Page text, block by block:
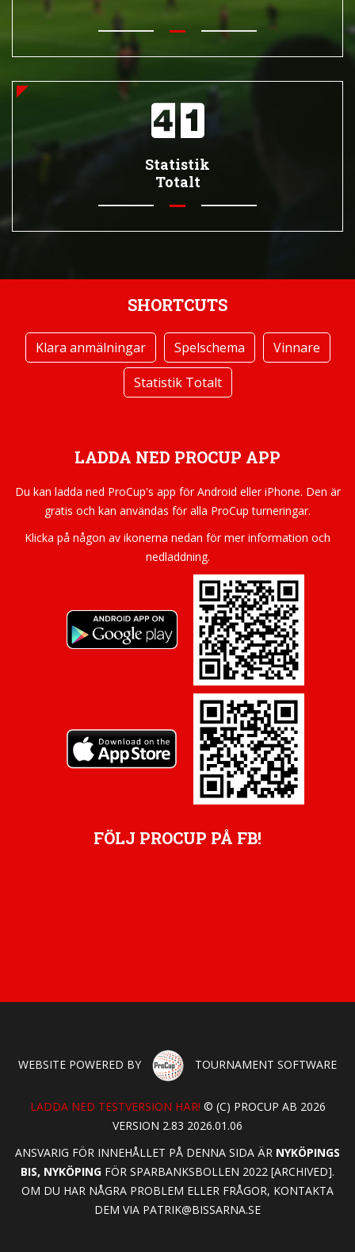
Statistik
Totalt
SHORTCUTS
Klara anmälningar Spelschema
Vinnare
Statistik Totalt
LADDA NED PROCUP APP
Du kan ladda ned ProCup's app för Android eller iPhone. Den är
gratis och kan användas för alla ProCup turneringar.
Klicka på någon av ikonerna nedan för mer information och
nedladdning.
FÖLJ PROCUP PÅ FB!
WEBSITE POWERED BY TOURNAMENT SOFTWARE
LADDA NED TESTVERSION HÄR! © (C) PROCUP AB 2026
VERSION 2.83 2026.01.06
ANSVARIG FÖR INNEHÅLLET PÅ DENNA SIDA ÄR NYKÖPINGS
BIS, NYKÖPING FÖR SPARBANKSBOLLEN 2022 [ARCHIVED].
OM DU HAR NÅGRA PROBLEM ELLER FRÅGOR, KONTAKTA
DEM VIA PATRIK@BISSARNA.SE